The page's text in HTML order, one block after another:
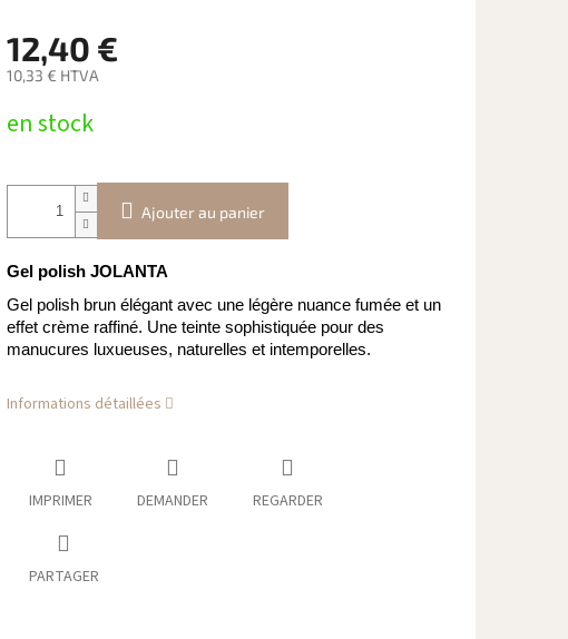
12,40 €
10,33 € HTVA
de
en stock
Ajouter au panier
Gel polish JOLANTA
Gel polish brun élégant avec une légère nuance fumée et un
effet crème raffiné. Une teinte sophistiquée pour des
manucures luxueuses, naturelles et intemporelles.
Informations détaillées
IMPRIMER DEMANDER REGARDER
PARTAGER